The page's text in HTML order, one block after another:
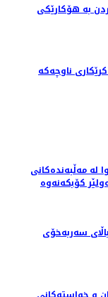
بە هۆکارێکی
مەڵبەندەکانی
سەربەخۆی